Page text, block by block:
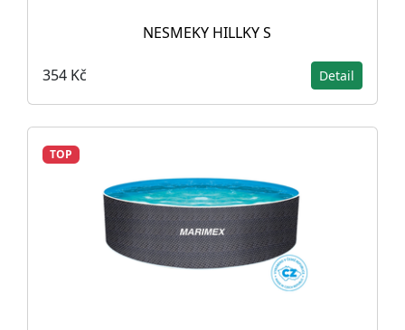
NESMEKY HILLKY S
354 Kč Detail
TOP